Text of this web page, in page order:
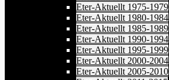
Eter-Aktuellt 1975-1979
Eter-Aktuellt 1980-1984
Eter-Aktuellt 1985-1989
Eter-Aktuellt 1990-1994
Eter-Aktuellt 1995-1999
Eter-Aktuellt 2000-2004
Eter-Aktuellt 2005-2010